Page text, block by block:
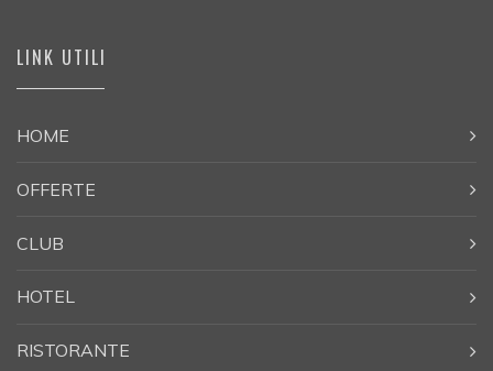
LINK UTILI
HOME
OFFERTE
CLUB
HOTEL
RISTORANTE